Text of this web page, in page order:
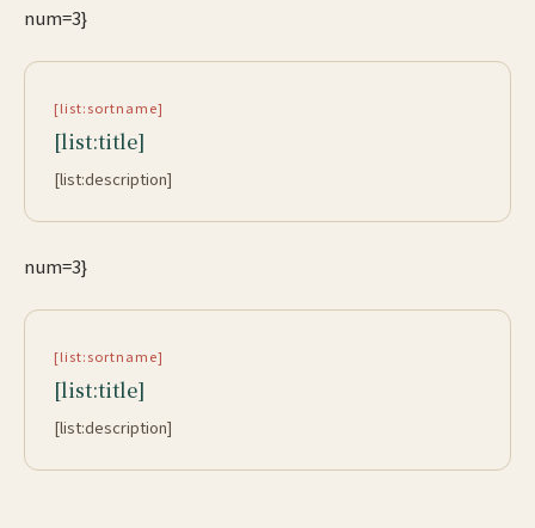
num=3}
[list:sortname]
[list:title]
[list:description]
num=3}
[list:sortname]
[list:title]
[list:description]